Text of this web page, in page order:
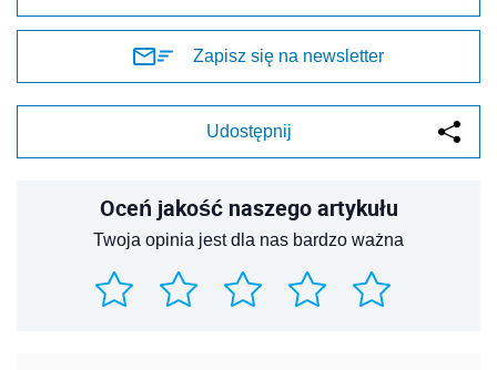
Zapisz się na newsletter
Udostępnij
Oceń jakość naszego artykułu
Twoja opinia jest dla nas bardzo ważna